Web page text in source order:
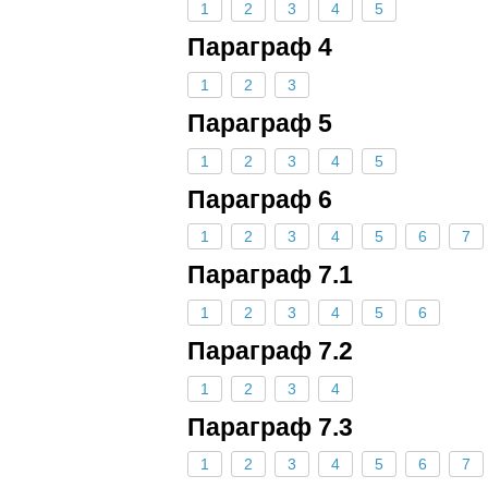
1 2 3 4 5
Параграф 4
1 2 3
Параграф 5
1 2 3 4 5
Параграф 6
1 2 3 4 5 6 7
Параграф 7.1
1 2 3 4 5 6
Параграф 7.2
1 2 3 4
Параграф 7.3
1 2 3 4 5 6 7